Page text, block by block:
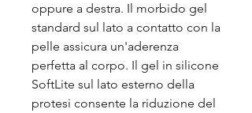
oppure a destra. Il morbido gel
standard sul lato a contatto con la
pelle assicura un'aderenza
perfetta al corpo. Il gel in silicone
SoftLite sul lato esterno della
protesi consente la riduzione del